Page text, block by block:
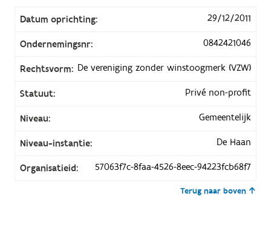
Datum oprichting: 29/12/2011
Ondernemingsnr: 0842421046
Rechtsvorm: De vereniging zonder winstoogmerk (VZW)
Statuut: Privé non-profit
Niveau: Gemeentelijk
Niveau-instantie: De Haan
Organisatieid: 57063f7c-8faa-4526-8eec-94223fcb68f7
Terug naar boven